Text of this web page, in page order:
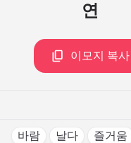
연
이모지 복사
바람 날다 즐거움